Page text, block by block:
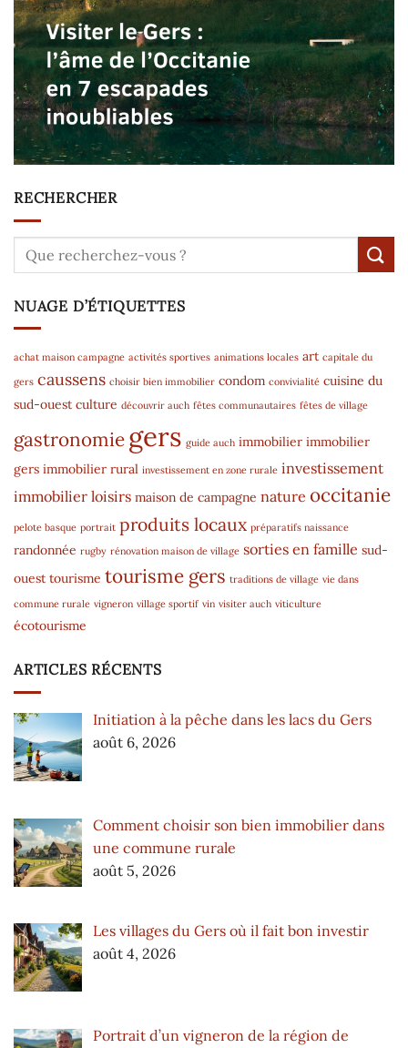
RECHERCHER
NUAGE D’ÉTIQUETTES
achat maison campagne activités sportives animations locales art capitale du
gers caussens choisir bien immobilier condom convivialité cuisine du
sud-ouest culture découvrir auch fêtes communautaires fêtes de village
gastronomiegers guide auch immobilier immobilier
gers immobilier rural investissement en zone rurale investissement
immobilier loisirs maison de campagne nature occitanie
pelote basque portrait produits locaux préparatifs naissance
randonnée rugby rénovation maison de village sorties en famille sud-
ouest tourisme tourisme gers traditions de village vie dans
commune rurale vigneron village sportif vin visiter auch viticulture
écotourisme
ARTICLES RÉCENTS
Initiation à la pêche dans les lacs du Gers
août 6, 2026
Comment choisir son bien immobilier dans
une commune rurale
août 5, 2026
Les villages du Gers où il fait bon investir
août 4, 2026
Portrait d’un vigneron de la région de